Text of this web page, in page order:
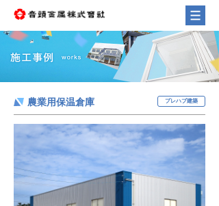
農業用保温倉庫 プレハブ建築